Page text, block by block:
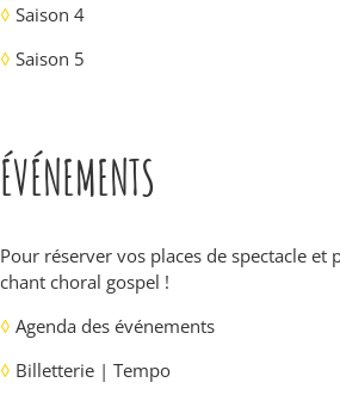
◊ Saison 4
◊ Saison 5
ÉVÉNEMENTS
Pour réserver vos places de spectacle et
chant choral gospel !
◊ Agenda des événements
◊ Billetterie | Tempo